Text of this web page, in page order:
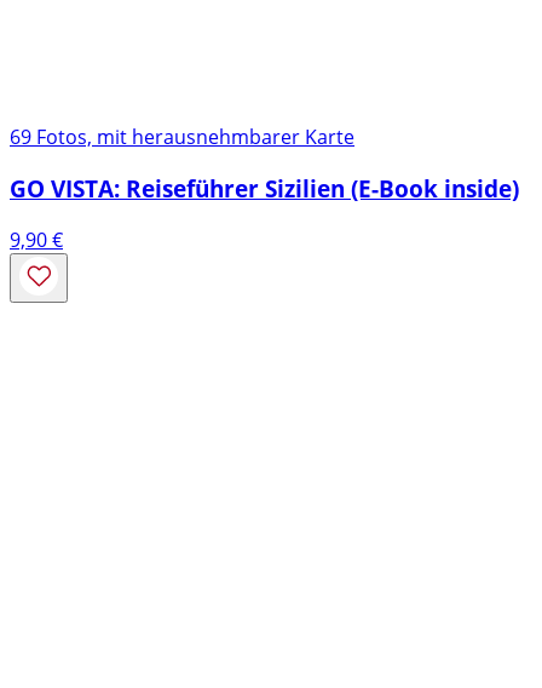
69 Fotos, mit herausnehmbarer Karte
GO VISTA: Reiseführer Sizilien (E-Book inside)
9,90€